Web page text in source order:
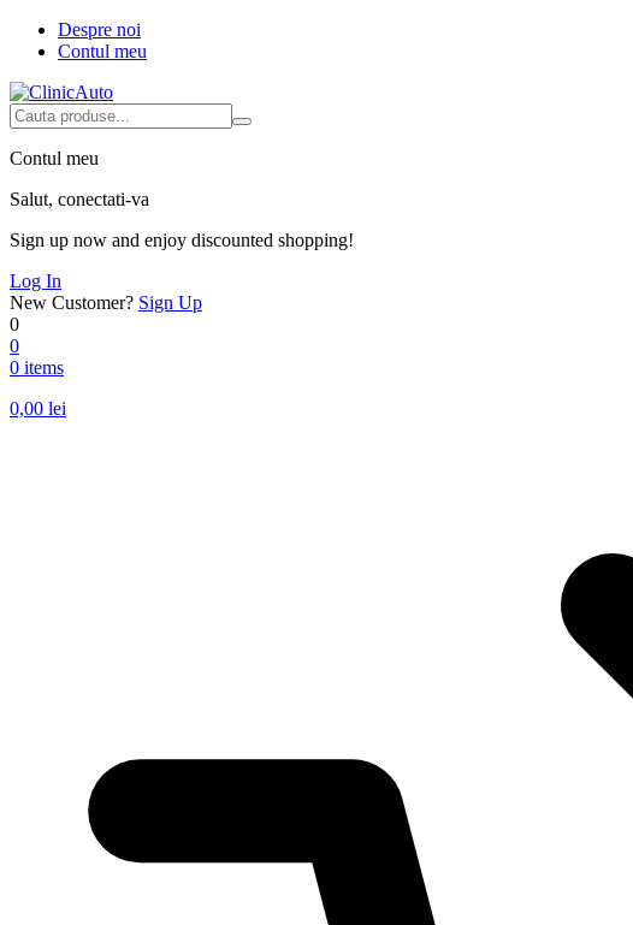
Despre noi
Contul meu
Contul meu
Salut, conectati-va
Sign up now and enjoy discounted shopping!
Log In
New Customer? Sign Up
0
0
0 items
0,00 lei